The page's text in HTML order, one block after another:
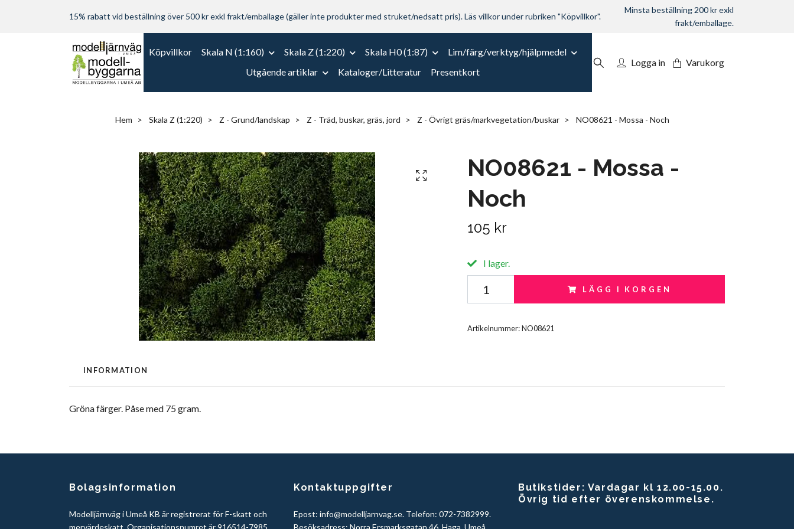
15% rabatt vid beställning över 500 kr exkl frakt/emballage (gäller inte produkter med struket/nedsatt pris). Läs villkor under rubriken "Köpvillkor".
Minsta beställning 200 kr exkl
frakt/emballage.
Köpvillkor Skala N (1:160) Skala Z (1:220) Skala H0 (1:87)
Lim/färg/verktyg/hjälpmedel
Utgående artiklar
Kataloger/Litteratur Presentkort
Logga in Varukorg
Hem Skala Z (1:220) Z - Grund/landskap Z - Träd, buskar, gräs, jord Z - Övrigt gräs/markvegetation/buskar NO08621 - Mossa - Noch
NO08621 - Mossa -
Noch
105 kr
I lager.
LÄGG I KORGEN
Artikelnummer:NO08621
INFORMATION
Gröna färger. Påse med 75 gram.
Bolagsinformation
Modelljärnväg i Umeå KB är registrerat för F-skatt och
mervärdeskatt. Organisationsnumret är 916514-7985.
Kontaktuppgifter
Epost: info@modelljarnvag.se. Telefon: 072-7382999.
Besöksadress: Norra Ersmarksgatan 46, Haga, Umeå.
Butikstider: Vardagar kl 12.00-15.00.
Övrig tid efter överenskommelse.